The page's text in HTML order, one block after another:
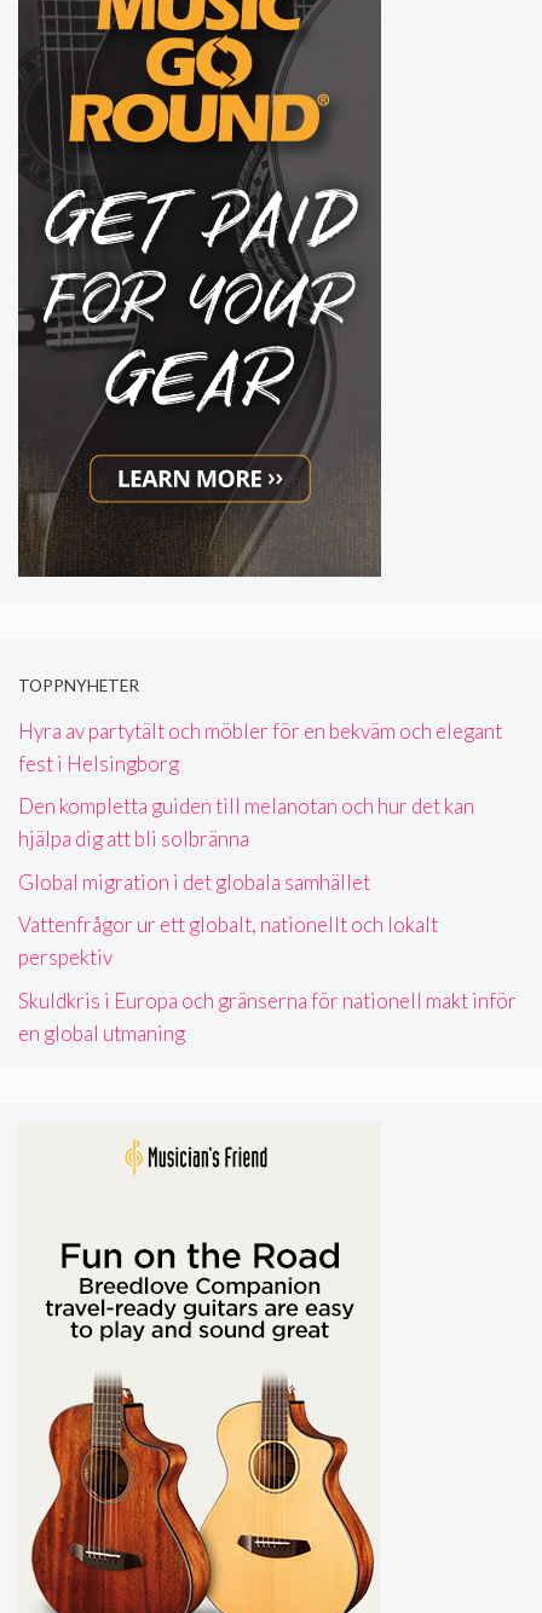
TOPPNYHETER
Hyra av partytält och möbler för en bekväm och elegant
fest i Helsingborg
Den kompletta guiden till melanotan och hur det kan
hjälpa dig att bli solbränna
Global migration i det globala samhället
Vattenfrågor ur ett globalt, nationellt och lokalt
perspektiv
Skuldkris i Europa och gränserna för nationell makt inför
en global utmaning